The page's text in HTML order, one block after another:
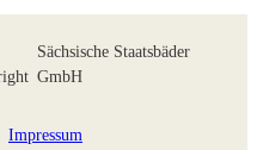
Sächsische Staatsbäder
GmbH
Impressum